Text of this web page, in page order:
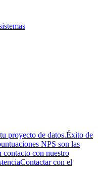
proyecto de datos.Éxito de
NPS son las
contacto con nuestro
Contactar con el